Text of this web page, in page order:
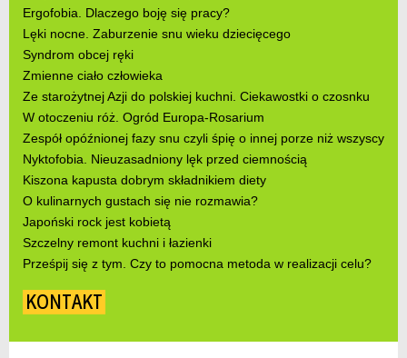
Ergofobia. Dlaczego boję się pracy?
Lęki nocne. Zaburzenie snu wieku dziecięcego
Syndrom obcej ręki
Zmienne ciało człowieka
Ze starożytnej Azji do polskiej kuchni. Ciekawostki o czosnku
W otoczeniu róż. Ogród Europa-Rosarium
Zespół opóźnionej fazy snu czyli śpię o innej porze niż wszyscy
Nyktofobia. Nieuzasadniony lęk przed ciemnością
Kiszona kapusta dobrym składnikiem diety
O kulinarnych gustach się nie rozmawia?
Japoński rock jest kobietą
Szczelny remont kuchni i łazienki
Prześpij się z tym. Czy to pomocna metoda w realizacji celu?
KONTAKT